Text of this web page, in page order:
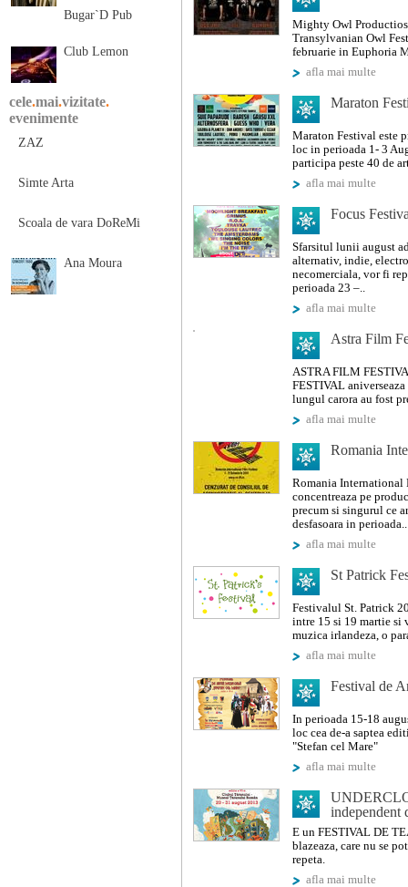
Bugar`D Pub
Club Lemon
cele.mai.vizitate.
evenimente
ZAZ
Simte Arta
Scoala de vara DoReMi
Ana Moura
Mighty Owl
Transylvanian Owl
februarie in Euphoria
afla mai multe
Maraton
Maraton Festival este
loc in perioada 1- 3
participa peste 40 de
afla mai multe
Focus
Sfarsitul lunii august
alternativ, indie,
necomerciala, vor fi
perioada 23 –..
afla mai multe
Astra Film
ASTRA FILM
FESTIVAL
lungul carora au fost
afla mai multe
Romania
Romania International
concentreaza pe
precum si singurul ce
desfasoara in perioada..
afla mai multe
St Patrick
Festivalul St. Patrick
intre 15 si 19 martie si
muzica irlandeza, o
afla mai multe
Festival de
In perioada 15-18
loc cea de-a saptea
"Stefan cel Mare"
afla mai multe
independent
E un FESTIVAL DE
blazeaza, care nu se
repeta.
afla mai multe